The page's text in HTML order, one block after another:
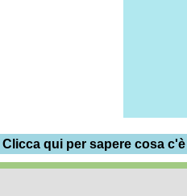
Clicca qui per sapere cosa